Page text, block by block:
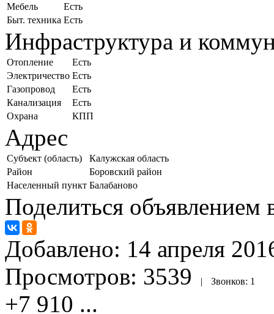
Мебель
Есть
Быт. техника Есть
Инфраструктура и
Отопление
Есть
Электричество Есть
Газопровод
Есть
Канализация
Есть
Охрана
КПП
Адрес
Субъект (область)
Калужская область
Район
Боровский район
Населенный пункт Балабаново
Поделиться объявлением
Добавлено: 14 апреля
Просмотров: 3539 | Звонков: 1
+7 910 ...